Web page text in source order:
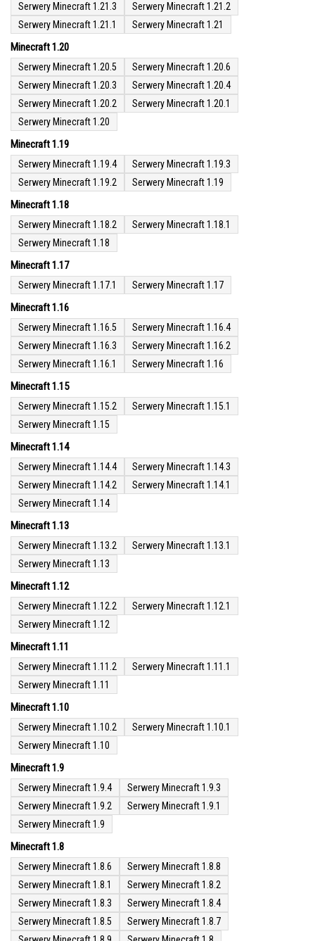
Serwery Minecraft 1.21.3
Serwery Minecraft 1.21.2
Serwery Minecraft 1.21.1
Serwery Minecraft 1.21
Minecraft 1.20
Serwery Minecraft 1.20.5
Serwery Minecraft 1.20.6
Serwery Minecraft 1.20.3
Serwery Minecraft 1.20.4
Serwery Minecraft 1.20.2
Serwery Minecraft 1.20.1
Serwery Minecraft 1.20
Minecraft 1.19
Serwery Minecraft 1.19.4
Serwery Minecraft 1.19.3
Serwery Minecraft 1.19.2
Serwery Minecraft 1.19
Minecraft 1.18
Serwery Minecraft 1.18.2
Serwery Minecraft 1.18.1
Serwery Minecraft 1.18
Minecraft 1.17
Serwery Minecraft 1.17.1 Serwery Minecraft 1.17
Minecraft 1.16
Serwery Minecraft 1.16.5
Serwery Minecraft 1.16.4
Serwery Minecraft 1.16.3
Serwery Minecraft 1.16.2
Serwery Minecraft 1.16.1
Serwery Minecraft 1.16
Minecraft 1.15
Serwery Minecraft 1.15.2
Serwery Minecraft 1.15.1
Serwery Minecraft 1.15
Minecraft 1.14
Serwery Minecraft 1.14.4
Serwery Minecraft 1.14.3
Serwery Minecraft 1.14.2
Serwery Minecraft 1.14.1
Serwery Minecraft 1.14
Minecraft 1.13
Serwery Minecraft 1.13.2
Serwery Minecraft 1.13.1
Serwery Minecraft 1.13
Minecraft 1.12
Serwery Minecraft 1.12.2
Serwery Minecraft 1.12.1
Serwery Minecraft 1.12
Minecraft 1.11
Serwery Minecraft 1.11.2
Serwery Minecraft 1.11.1
Serwery Minecraft 1.11
Minecraft 1.10
Serwery Minecraft 1.10.2
Serwery Minecraft 1.10.1
Serwery Minecraft 1.10
Minecraft 1.9
Serwery Minecraft 1.9.4
Serwery Minecraft 1.9.3
Serwery Minecraft 1.9.2
Serwery Minecraft 1.9.1
Serwery Minecraft 1.9
Minecraft 1.8
Serwery Minecraft 1.8.6
Serwery Minecraft 1.8.8
Serwery Minecraft 1.8.1
Serwery Minecraft 1.8.2
Serwery Minecraft 1.8.3
Serwery Minecraft 1.8.4
Serwery Minecraft 1.8.5
Serwery Minecraft 1.8.7